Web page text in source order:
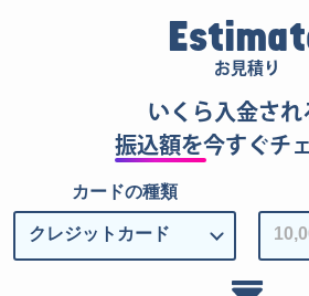
お見積り
いくら入金され
振込額を今すぐチ
カードの種類